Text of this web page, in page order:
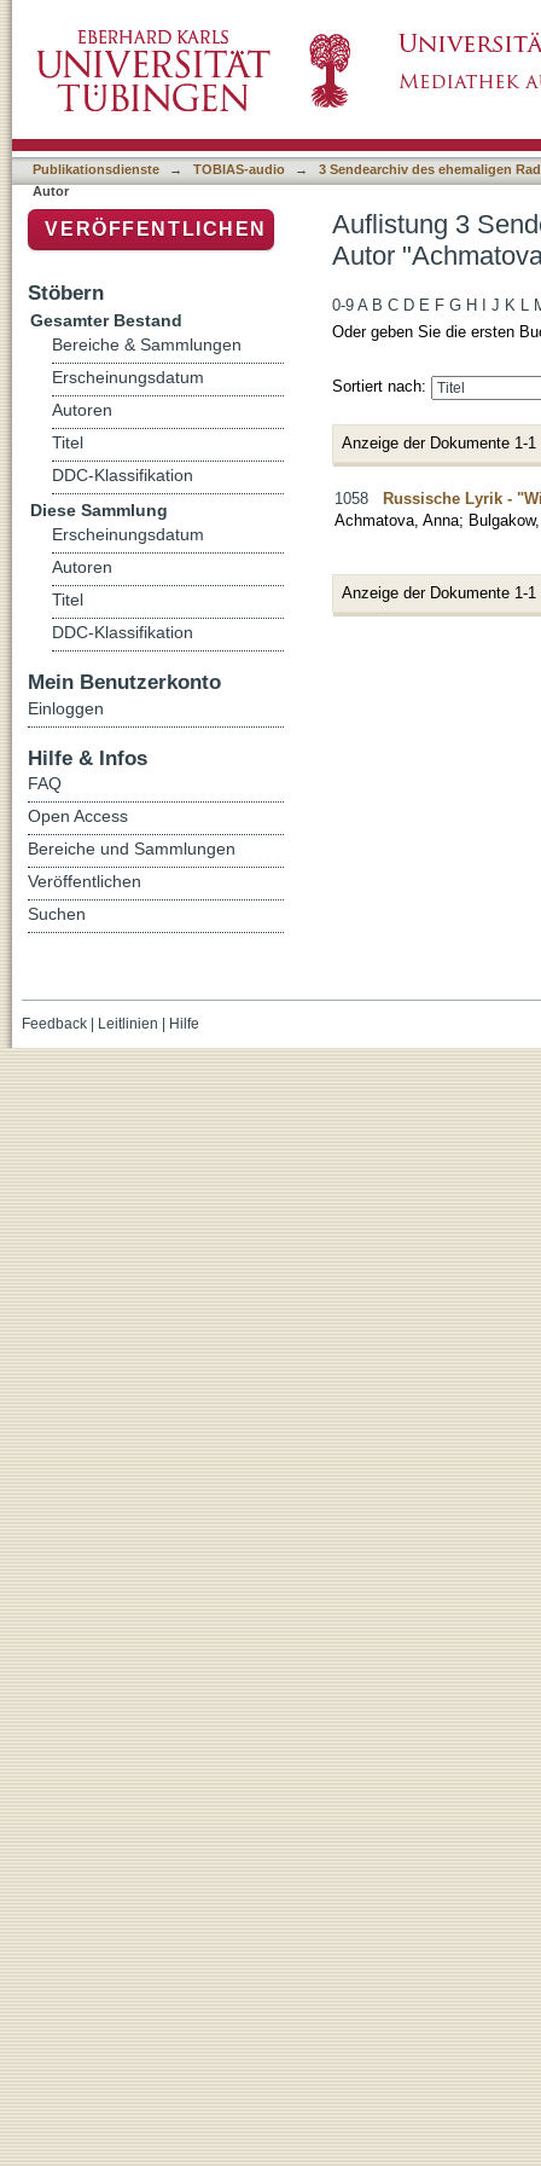
Publikationsdienste → TOBIAS-audio →
3 Sendearchiv des ehemaligen
Autor
Auflistung 3
Autor
0-9 A B C D E F G H J K L
Oder geben Sie die ersten
Sortiert nach:
Anzeige der Dokumente 1-1
1058 Russische Lyrik -
Achmatova, Anna;
Anzeige der Dokumente 1-1
VERÖFFENTLICHEN
Stöbern
Gesamter Bestand
Bereiche & Sammlungen
Erscheinungsdatum
Autoren
Titel
DDC-Klassifikation
Diese Sammlung
Erscheinungsdatum
Autoren
Titel
DDC-Klassifikation
Mein Benutzerkonto
Einloggen
Hilfe & Infos
FAQ
Open Access
Bereiche und Sammlungen
Veröffentlichen
Suchen
Feedback| Leitlinien | Hilfe